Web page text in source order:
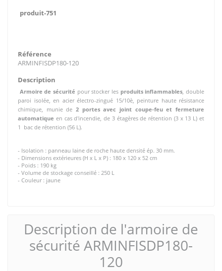
produit-751
Référence
ARMINFISDP180-120
Description
Armoire de sécurité pour stocker les produits inflammables , double
paroi isolée, en acier électro-zingué 15/10è, peinture haute résistance
chimique, munie de2 portes avec joint coupe-feu et fermeture
automatique en cas d'incendie, de 3 étagères de rétention (3 x 13 L) et
1 bac de rétention (56 L).
- Isolation : panneau laine de roche haute densité ép. 30 mm.
- Dimensions extérieures (H x L x P) : 180 x 120 x 52 cm
- Poids : 190 kg
- Volume de stockage conseillé : 250 L
- Couleur : jaune
Description de l'armoire de
sécurité ARMINFISDP180-
120